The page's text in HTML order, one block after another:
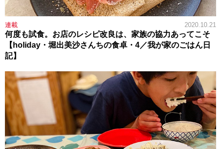
連載 2020.10.21
何度も試食。お店のレシピ改良は、家族の協力あってこそ
【holiday・堀出美沙さんちの食卓・4／我が家のごはん日
記】